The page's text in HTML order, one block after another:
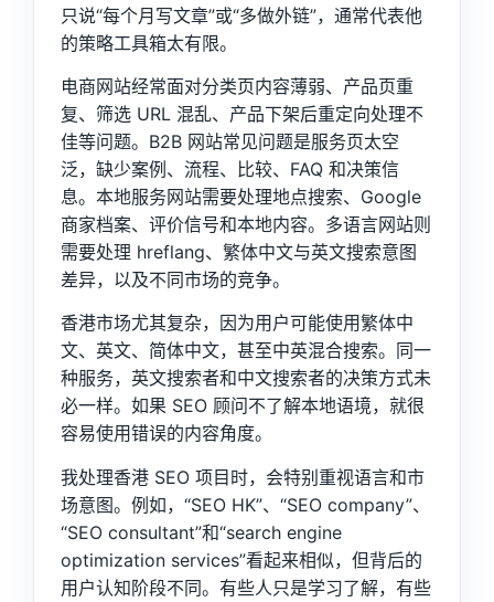
只说“每个月写文章”或“多做外链”，通常代表他
的策略工具箱太有限。
电商网站经常面对分类页内容薄弱、产品页重
复、筛选 URL 混乱、产品下架后重定向处理不
佳等问题。B2B 网站常见问题是服务页太空
泛，缺少案例、流程、比较、FAQ 和决策信
息。本地服务网站需要处理地点搜索、Google
商家档案、评价信号和本地内容。多语言网站则
需要处理 hreflang、繁体中文与英文搜索意图
差异，以及不同市场的竞争。
香港市场尤其复杂，因为用户可能使用繁体中
文、英文、简体中文，甚至中英混合搜索。同一
种服务，英文搜索者和中文搜索者的决策方式未
必一样。如果 SEO 顾问不了解本地语境，就很
容易使用错误的内容角度。
我处理香港 SEO 项目时，会特别重视语言和市
场意图。例如，“SEO HK”、“SEO company”、
“SEO consultant”和“search engine
optimization services”看起来相似，但背后的
用户认知阶段不同。有些人只是学习了解，有些